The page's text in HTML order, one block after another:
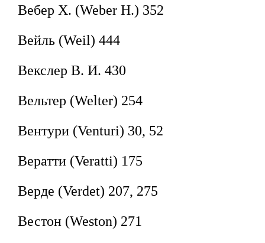
Вебер X. (Weber H.) 352
Вейль (Weil) 444
Векслер В. И. 430
Вельтер (Welter) 254
Вентури (Venturi) 30, 52
Вератти (Veratti) 175
Верде (Verdet) 207, 275
Вестон (Weston) 271